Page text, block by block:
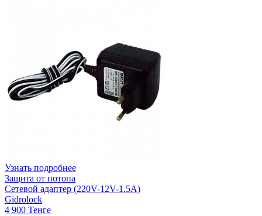
Узнать подробнее
Защита от потопа
Сетевой адаптер (220V-12V-1.5A)
Gidrolock
4 900 Тенге